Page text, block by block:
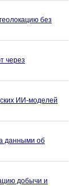
без
через
ИИ-моделей
данными об
добычи и